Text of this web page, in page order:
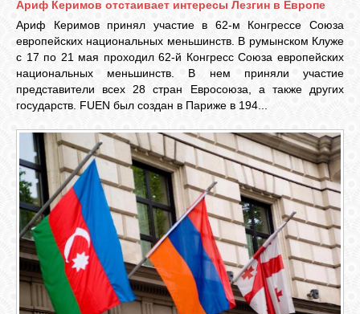
БИБЛИОТЕКА
ФОРУМ
ГОСТЕВАЯ
О САЙТЕ
ФОТО
ВИДЕО
Ариф Керимов отстаивает интересы Лезгин в Европе
Ариф Керимов принял участие в 62-м Конгрессе Союза
европейских национальных меньшинств. В румынском Клуже
с 17 по 21 мая проходил 62-й Конгресс Союза европейских
национальных меньшинств. В нем приняли участие
представители всех 28 стран Евросоюза, а также других
государств. FUEN был создан в Париже в 194...